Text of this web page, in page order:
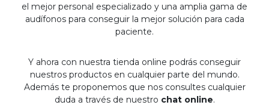
el mejor personal especializado y una amplia gama de
audífonos para conseguir la mejor solución para cada
paciente.
Y ahora con nuestra tienda online podrás conseguir
nuestros productos en cualquier parte del mundo.
Además te proponemos que nos consultes cualquier
duda a través de nuestro chat online.